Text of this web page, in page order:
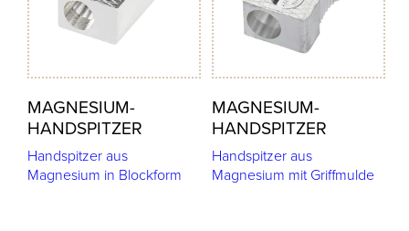
MAGNESIUM-
HANDSPITZER
Handspitzer aus
Magnesium in Blockform
MAGNESIUM-
HANDSPITZER
Handspitzer aus
Magnesium mit Griffmulde